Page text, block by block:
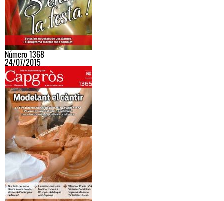
Número 1368
24/07/2015